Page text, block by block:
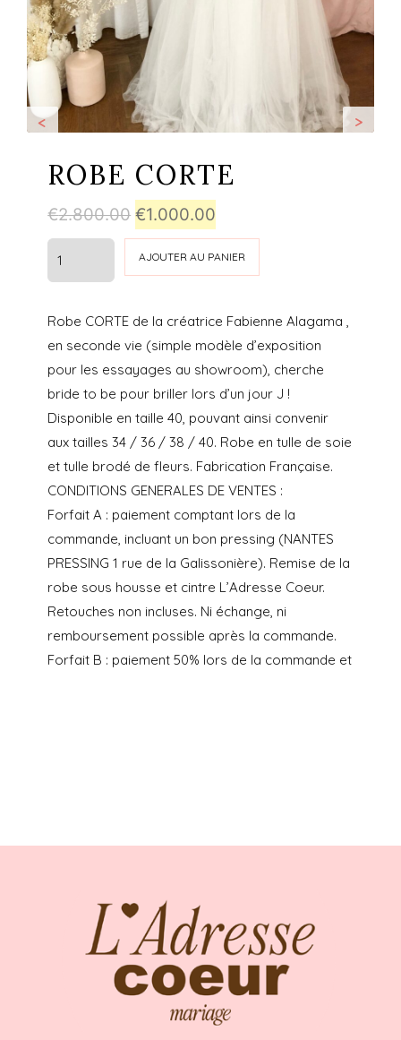
>
<
ROBE CORTE
€2.800.00 Le
prix
initial
€2.800.00.
€1.000.00
prix
actuel
€1.000.00.
CORTE
AJOUTER AU PANIER
Robe CORTE de la créatrice Fabienne Alagama ,
en seconde vie (simple modèle d’exposition
pour les essayages au showroom), cherche
bride to be pour briller lors d’un jour J !
Disponible en taille 40, pouvant ainsi convenir
aux tailles 34 / 36 / 38 / 40. Robe en tulle de soie
et tulle brodé de fleurs. Fabrication Française.
CONDITIONS GENERALES DE VENTES :
Forfait A : paiement comptant lors de la
commande, incluant un bon pressing (NANTES
PRESSING 1 rue de la Galissonière). Remise de la
robe sous housse et cintre L’Adresse Coeur.
Retouches non incluses. Ni échange, ni
remboursement possible après la commande.
Forfait B : paiement 50% lors de la commande et